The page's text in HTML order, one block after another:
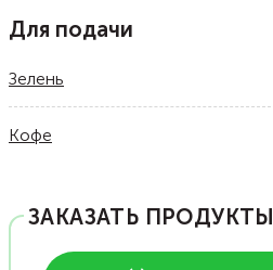
Для подачи
Зелень
Кофе
ЗАКАЗАТЬ ПРОДУКТЫ